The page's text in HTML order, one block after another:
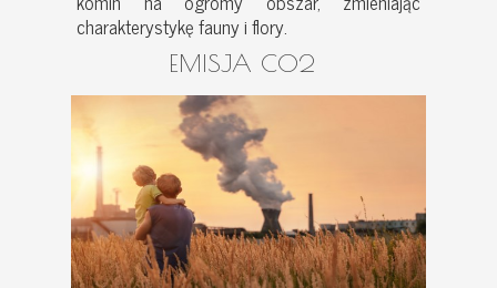
charakterystykę fauny i flory.
EMISJA CO2